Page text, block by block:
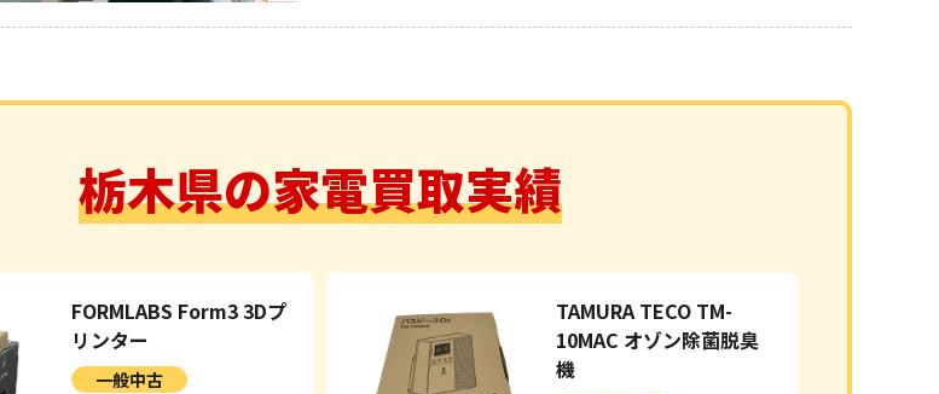
栃木県の家電買取実績
FORMLABS Form3 3Dプ
リンター
一般中古
TAMURA TECO TM-
10MAC オゾン除菌脱臭
機